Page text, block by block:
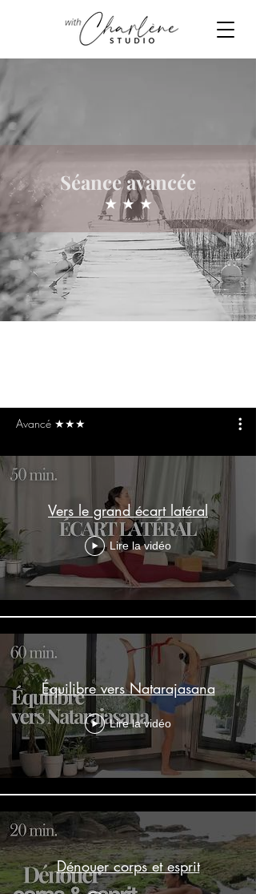
Séance avancée
★ ★ ★
Avancé ★★★
Vers le grand écart latéral
Lire la vidéo
Équilibre vers Natarajasana
Lire la vidéo
Dénouer corps et esprit